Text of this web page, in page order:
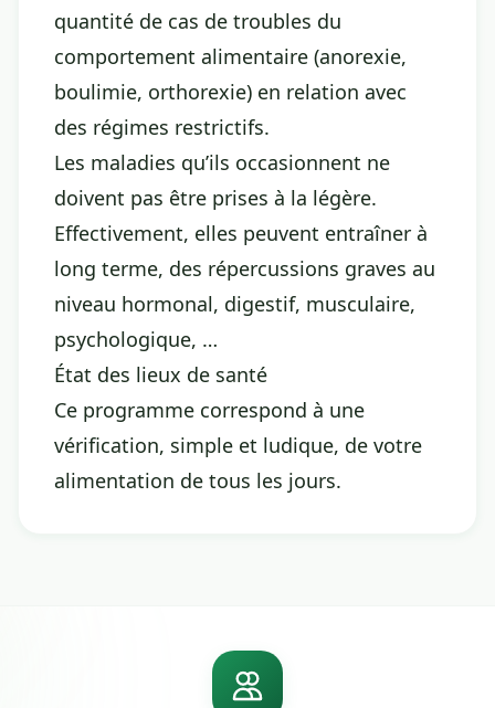
quantité de cas de troubles du
comportement alimentaire (anorexie,
boulimie, orthorexie) en relation avec
des régimes restrictifs.
Les maladies qu’ils occasionnent ne
doivent pas être prises à la légère.
Effectivement, elles peuvent entraîner à
long terme, des répercussions graves au
niveau hormonal, digestif, musculaire,
psychologique, …
État des lieux de santé
Ce programme correspond à une
vérification, simple et ludique, de votre
alimentation de tous les jours.